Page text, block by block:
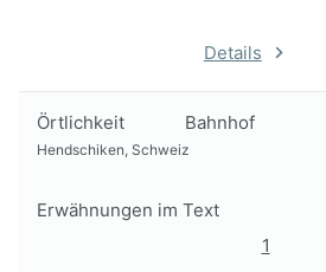
Details
Örtlichkeit Bahnhof
Hendschiken, Schweiz
Erwähnungen im Text
1